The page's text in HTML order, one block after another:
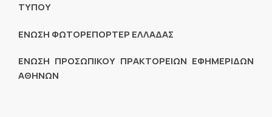
ΤΥΠΟΥ
ΕΝΩΣΗ ΦΩΤΟΡΕΠΟΡΤΕΡ ΕΛΛΑΔΑΣ
ΕΝΩΣΗ ΠΡΟΣΩΠΙΚΟΥ ΠΡΑΚΤΟΡΕΙΩΝ ΕΦΗΜΕΡΙΔΩΝ
ΑΘΗΝΩΝ